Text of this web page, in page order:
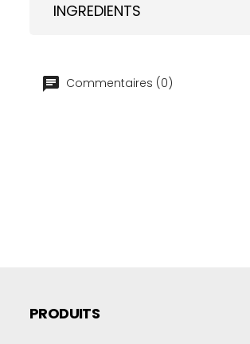
INGREDIENTS
Commentaires (0)
PRODUITS